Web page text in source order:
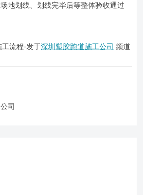
地划线、划线完毕后等整体验收通过
工流程-发于深圳塑胶跑道施工公司 频道
司